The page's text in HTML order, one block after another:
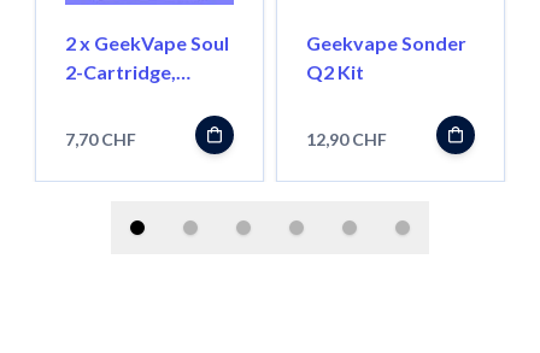
2 x GeekVape Soul
2-Cartridge,
7,70 CHF
Geekvape Sonder
Q2 Kit
12,90 CHF